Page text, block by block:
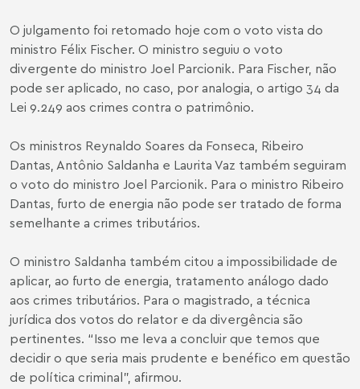
O julgamento foi retomado hoje com o voto vista do
ministro Félix Fischer. O ministro seguiu o voto
divergente do ministro Joel Parcionik. Para Fischer, não
pode ser aplicado, no caso, por analogia, o artigo 34 da
Lei 9.249 aos crimes contra o patrimônio.
Os ministros Reynaldo Soares da Fonseca, Ribeiro
Dantas, Antônio Saldanha e Laurita Vaz também seguiram
o voto do ministro Joel Parcionik. Para o ministro Ribeiro
Dantas, furto de energia não pode ser tratado de forma
semelhante a crimes tributários.
O ministro Saldanha também citou a impossibilidade de
aplicar, ao furto de energia, tratamento análogo dado
aos crimes tributários. Para o magistrado, a técnica
jurídica dos votos do relator e da divergência são
pertinentes. “Isso me leva a concluir que temos que
decidir o que seria mais prudente e benéfico em questão
de política criminal”, afirmou.